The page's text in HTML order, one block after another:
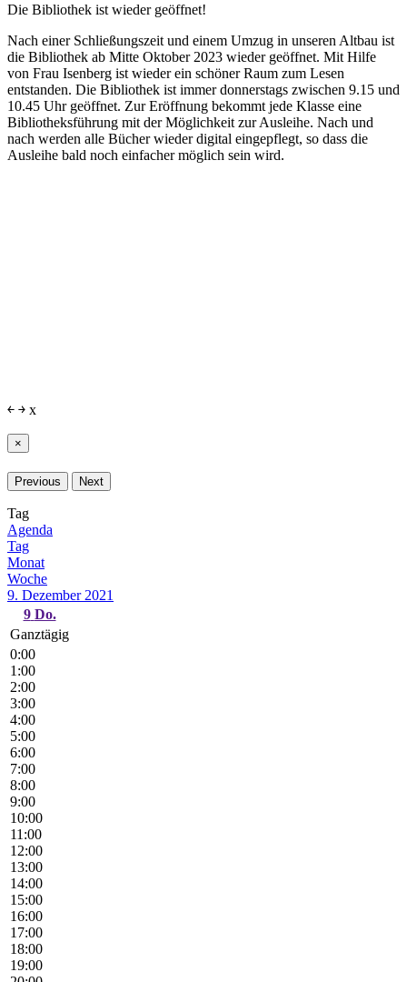
Die Bibliothek ist wieder geöffnet!
Nach einer Schließungszeit und einem Umzug in unseren Altbau ist
die Bibliothek ab Mitte Oktober 2023 wieder geöffnet. Mit Hilfe
von Frau Isenberg ist wieder ein schöner Raum zum Lesen
entstanden. Die Bibliothek ist immer donnerstags zwischen 9.15 und
10.45 Uhr geöffnet. Zur Eröffnung bekommt jede Klasse eine
Bibliotheksführung mit der Möglichkeit zur Ausleihe. Nach und
nach werden alle Bücher wieder digital eingepflegt, so dass die
Ausleihe bald noch einfacher möglich sein wird.
￩ ￫ x
×
Previous Next
Tag
Agenda
Tag
Monat
Woche
9. Dezember 2021
9 Do.
Ganztägig
0:00
1:00
2:00
3:00
4:00
5:00
6:00
7:00
8:00
9:00
10:00
11:00
12:00
13:00
14:00
15:00
16:00
17:00
18:00
19:00